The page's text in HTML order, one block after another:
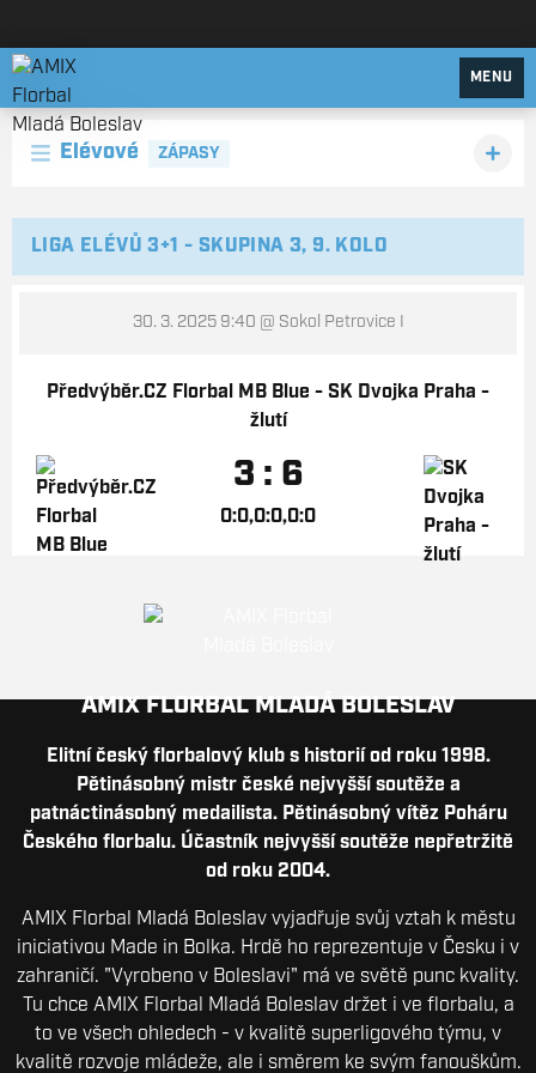
AMIX Florbal Mladá Boleslav
MENU
Elévové ZÁPASY
LIGA ELÉVŮ 3+1 - SKUPINA 3, 9. KOLO
30. 3. 2025 9:40 @ Sokol Petrovice I
Předvýběr.CZ Florbal MB Blue - SK Dvojka Praha -
žlutí
3 : 6
0:0,0:0,0:0
AMIX FLORBAL MLADÁ BOLESLAV
Elitní český florbalový klub s historií od roku 1998.
Pětinásobný mistr české nejvyšší soutěže a
patnáctinásobný medailista. Pětinásobný vítěz Poháru
Českého florbalu. Účastník nejvyšší soutěže nepřetržitě
od roku 2004.
AMIX Florbal Mladá Boleslav vyjadřuje svůj vztah k městu
iniciativou Made in Bolka. Hrdě ho reprezentuje v Česku i v
zahraničí. "Vyrobeno v Boleslavi" má ve světě punc kvality.
Tu chce AMIX Florbal Mladá Boleslav držet i ve florbalu, a
to ve všech ohledech - v kvalitě superligového týmu, v
kvalitě rozvoje mládeže, ale i směrem ke svým fanouškům.